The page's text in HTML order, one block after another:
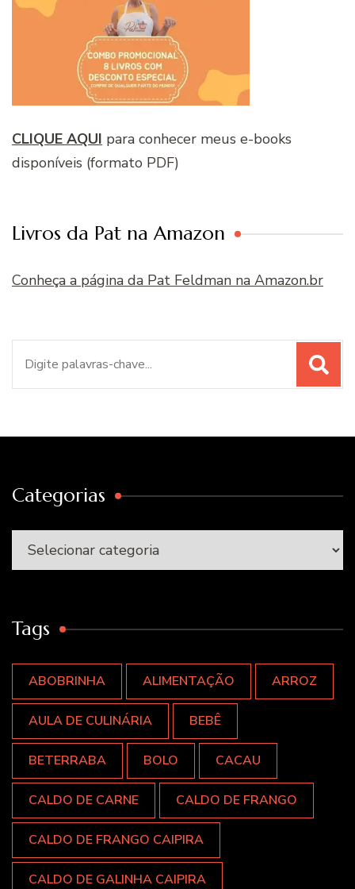
CLIQUE AQUI para conhecer meus e-books
disponíveis (formato PDF)
Livros da Pat na Amazon
Conheça a página da Pat Feldman na Amazon.br
Categorias
Categorias
Tags
ABOBRINHA ALIMENTAÇÃO ARROZ
AULA DE CULINÁRIA BEBÊ
BETERRABA BOLO CACAU
CALDO DE CARNE CALDO DE FRANGO
CALDO DE FRANGO CAIPIRA
CALDO DE GALINHA CAIPIRA